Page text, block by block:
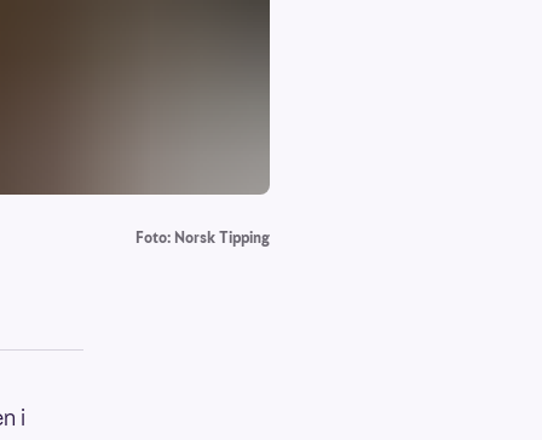
Foto: Norsk Tipping
i